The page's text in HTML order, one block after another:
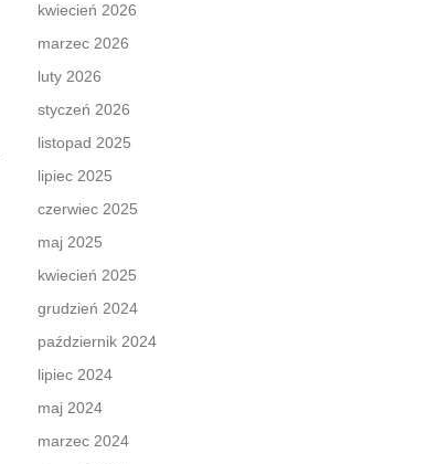
kwiecień 2026
marzec 2026
luty 2026
styczeń 2026
listopad 2025
lipiec 2025
czerwiec 2025
maj 2025
kwiecień 2025
grudzień 2024
październik 2024
lipiec 2024
maj 2024
marzec 2024